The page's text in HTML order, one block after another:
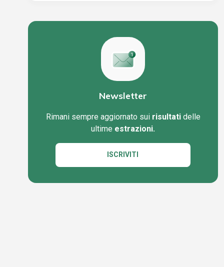
Newsletter
Rimani sempre aggiornato sui risultatidelle
ultime estrazioni.
ISCRIVITI